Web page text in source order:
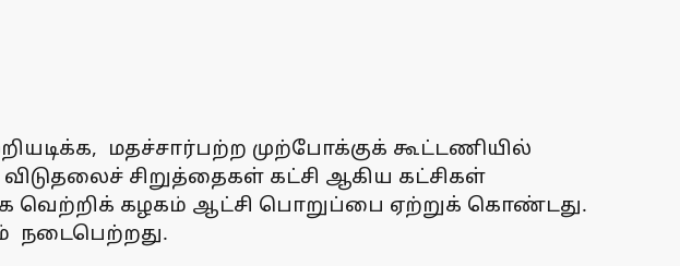
மதச்சார்பற்ற முற்போக்குக் கூட்டணியில்
சிறுத்தைகள் கட்சி ஆகிய கட்சிகள்
வெற்றிக் கழகம் ஆட்சி பொறுப்பை ஏற்றுக் கொண்டது.
நடைபெற்றது.